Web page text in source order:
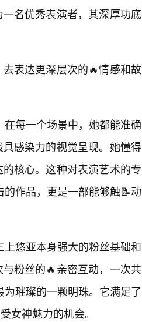
名优秀表演者，其深厚功底
表达更深层次的🔥情感和故
每一个场景中，她都能准确
感染力的视觉呈现。她懂得
核心。这种对表演艺术的专
作品，更是一部能够触📝动
悠亚本身强大的粉丝基础和
粉丝的🔥亲密互动，一次共
璀璨的一颗明珠。它满足了
女神魅力的机会。